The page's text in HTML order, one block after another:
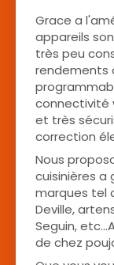
Grace a
appareils
très peu
rendements
connectivité
et très
correction
Nous
cuisinières a
marques tel
Deville,
Seguin,
de chez